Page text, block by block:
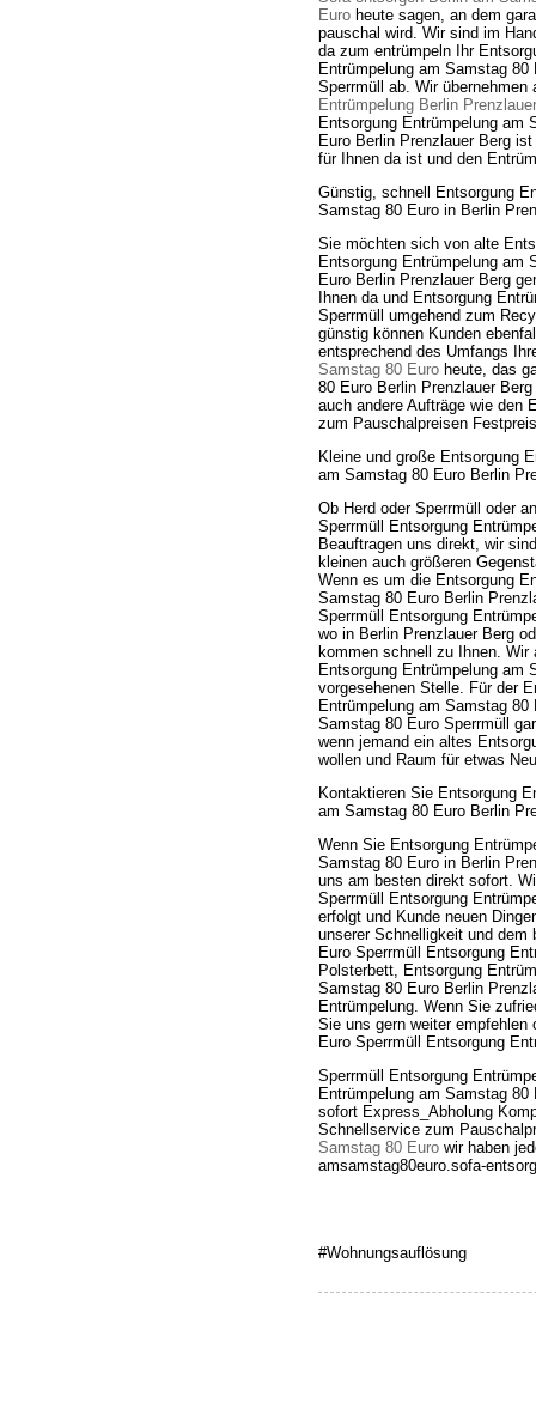
Euro heute sagen, an dem
pauschal wird. Wir sind im
da zum entrümpeln Ihr
Entrümpelung am Samstag 80
Sperrmüll ab. Wir übernehmen
Entrümpelung Berlin
Entsorgung Entrümpelung am
Euro Berlin Prenzlauer Berg
für Ihnen da ist und den
Günstig, schnell Entsorgung
Samstag 80 Euro in Berlin
Sie möchten sich von alte
Entsorgung Entrümpelung am
Euro Berlin Prenzlauer Berg
Ihnen da und Entsorgung
Sperrmüll umgehend zum
günstig können Kunden
entsprechend des Umfangs
Samstag 80 Euro heute, das
80 Euro Berlin Prenzlauer
auch andere Aufträge wie den
zum Pauschalpreisen
Kleine und große Entsorgung
am Samstag 80 Euro Berlin
Ob Herd oder Sperrmüll oder
Sperrmüll Entsorgung
Beauftragen uns direkt, wir
kleinen auch größeren
Wenn es um die Entsorgung
Samstag 80 Euro Berlin
Sperrmüll Entsorgung
wo in Berlin Prenzlauer Berg
kommen schnell zu Ihnen.
Entsorgung Entrümpelung am
vorgesehenen Stelle. Für der
Entrümpelung am Samstag
Samstag 80 Euro Sperrmüll
wenn jemand ein altes
wollen und Raum für etwas
Kontaktieren Sie Entsorgung
am Samstag 80 Euro Berlin
Wenn Sie Entsorgung
Samstag 80 Euro in Berlin
uns am besten direkt sofort.
Sperrmüll Entsorgung
erfolgt und Kunde neuen
unserer Schnelligkeit und dem
Euro Sperrmüll Entsorgung
Polsterbett, Entsorgung
Samstag 80 Euro Berlin
Entrümpelung. Wenn Sie
Sie uns gern weiter empfehlen
Euro Sperrmüll Entsorgung
Sperrmüll Entsorgung
Entrümpelung am Samstag
sofort Express_Abholung
Schnellservice zum
Samstag 80 Euro wir haben
amsamstag80euro.sofa-
#Wohnungsauflösung